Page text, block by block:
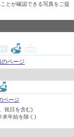
とが確認できる写真をご提
ページ
ページ
祝日を含む)
年始を除く)